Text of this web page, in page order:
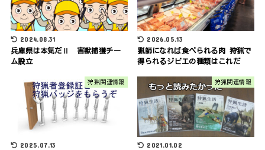
2024.08.31
兵庫県は本気だⅡ 害獣捕獲チー
ム設立
2026.05.13
猟師になれば食べられる肉 狩猟で
得られるジビエの種類はこれだ
狩猟関連情報
2025.07.13
狩猟関連情報
2021.01.02